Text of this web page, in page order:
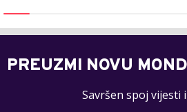
PREUZMI NOVU
Savršen spoj vijesti